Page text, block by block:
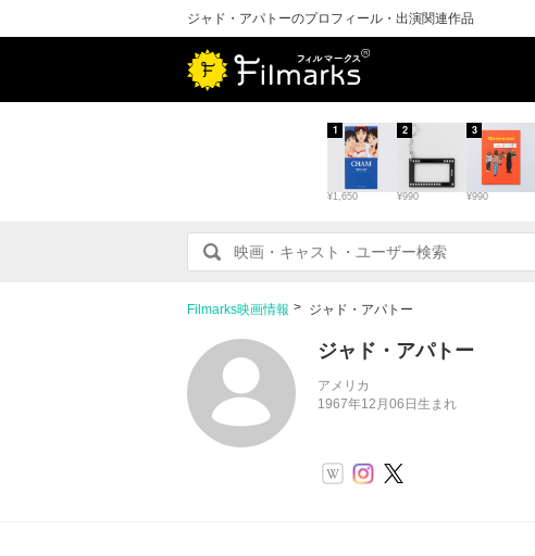
ジャド・アパトーのプロフィール・出演関連作品
¥1,650
1
¥990
2
¥990
3
Filmarks映画情報 ジャド・アパトー
ジャド・アパトー
アメリカ
1967年12月06日生まれ